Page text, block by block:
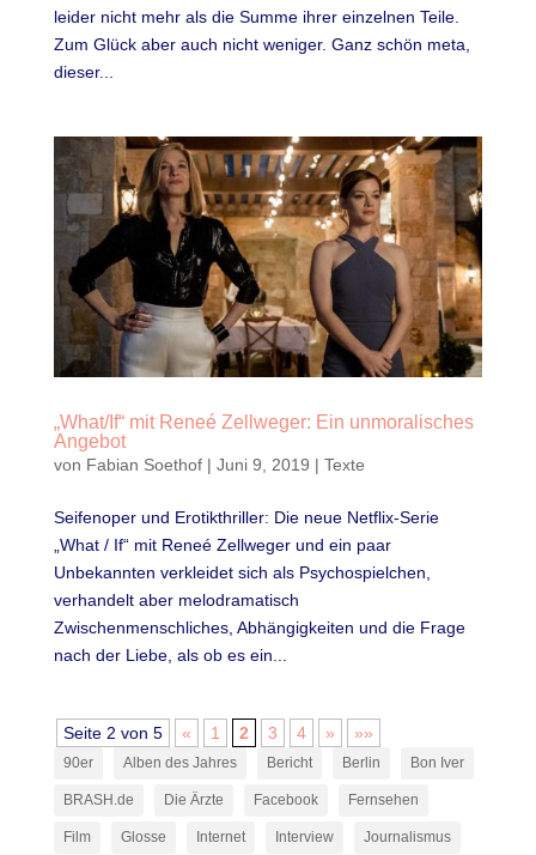
leider nicht mehr als die Summe ihrer einzelnen Teile.
Zum Glück aber auch nicht weniger. Ganz schön meta,
dieser...
„What/If“ mit Reneé Zellweger: Ein unmoralisches
Angebot
von Fabian Soethof| Juni 9, 2019 | Texte
Seifenoper und Erotikthriller: Die neue Netflix-Serie
„What / If“ mit Reneé Zellweger und ein paar
Unbekannten verkleidet sich als Psychospielchen,
verhandelt aber melodramatisch
Zwischenmenschliches, Abhängigkeiten und die Frage
nach der Liebe, als ob es ein...
Seite 2 von 5 « 1 2 3 4 » »»
90er Alben des Jahres Bericht Berlin Bon Iver
BRASH.de Die Ärzte Facebook Fernsehen
Film Glosse Internet Interview Journalismus